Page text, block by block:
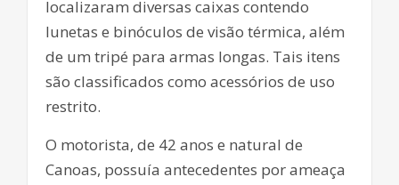
localizaram diversas caixas contendo
lunetas e binóculos de visão térmica, além
de um tripé para armas longas. Tais itens
são classificados como acessórios de uso
restrito.
O motorista, de 42 anos e natural de
Canoas, possuía antecedentes por ameaça